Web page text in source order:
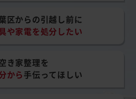
区からの引越し前に
や家電を処分したい
き家整理を
から手伝ってほしい